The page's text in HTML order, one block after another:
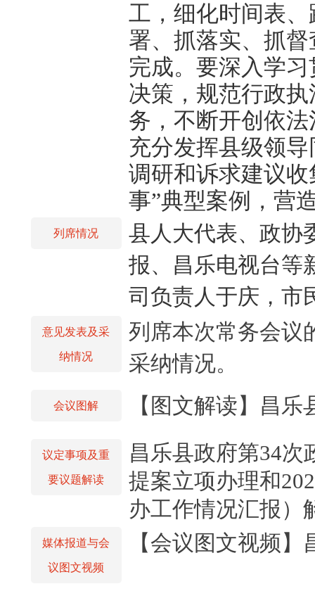
工，细化时间表
署、抓落实、抓
完成。要深入学
决策，规范行政
务，不断开创依
充分发挥县级领
调研和诉求建议
事”典型案例，营
列席情况
县人大代表、政协
报、昌乐电视台等
司负责人于庆，市
意见发表及采
纳情况
列席本次常务会议
采纳情况。
会议图解 【图文解读】昌
议定事项及重
要议题解读
昌乐县政府第34次
提案立项办理和
办工作情况汇报）
媒体报道与会
议图文视频
【会议图文视频